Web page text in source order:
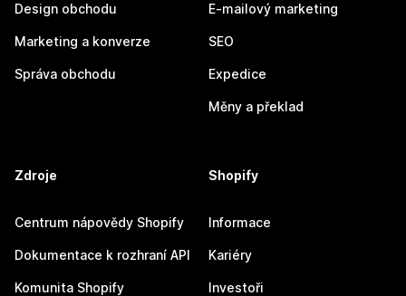
Design obchodu
Marketing a konverze
Správa obchodu
E-mailový marketing
SEO
Expedice
Měny a překlad
Zdroje
Centrum nápovědy Shopify
Dokumentace k rozhraní API
Komunita Shopify
Shopify
Informace
Kariéry
Investoři